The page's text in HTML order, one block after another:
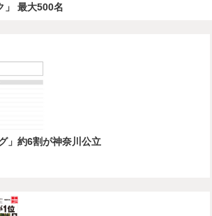
」 最大500名
」約6割が神奈川公立